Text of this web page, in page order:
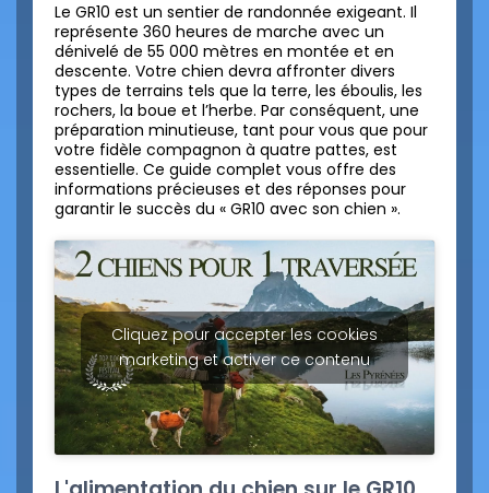
Le GR10 est un sentier de randonnée exigeant. Il
représente 360 heures de marche avec un
dénivelé de 55 000 mètres en montée et en
descente. Votre chien devra affronter divers
types de terrains tels que la terre, les éboulis, les
rochers, la boue et l’herbe. Par conséquent, une
préparation minutieuse, tant pour vous que pour
votre fidèle compagnon à quatre pattes, est
essentielle. Ce guide complet vous offre des
informations précieuses et des réponses pour
garantir le succès du « GR10 avec son chien ».
Cliquez pour accepter les cookies
marketing et activer ce contenu